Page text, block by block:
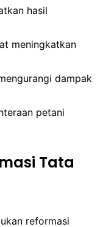
hasil
meningkatkan
dampak
petani
Tata
reformasi